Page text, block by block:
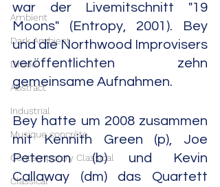
Ambient
Dark Ambient
Drone
Abstract
Industrial
Musique concrète
Contemporary Classical
Classical
war der Livemitschnitt "19
Moons" (Entropy, 2001). Bey
und die Northwood Improvisers
veröffentlichten zehn
gemeinsame Aufnahmen.
Bey hatte um 2008 zusammen
mit Kennith Green (p), Joe
Peterson (b) und Kevin
Callaway (dm) das Quartett